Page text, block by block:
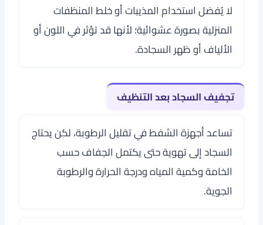
لا يُفضل استخدام المذيبات أو خلط المنظفات
المنزلية بصورة عشوائية؛ لأنها قد تؤثر في اللون أو
الألياف أو ظهر السجادة.
تجفيف السجاد بعد التنظيف
تساعد أجهزة الشفط في تقليل الرطوبة، لكن يحتاج
السجاد إلى تهوية حتى يكتمل الجفاف حسب
الخامة وكمية المياه ودرجة الحرارة والرطوبة
الجوية.